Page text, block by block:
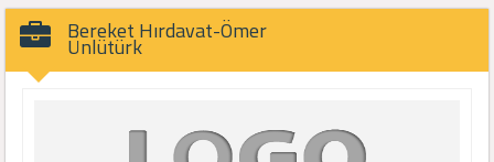
Bereket Hırdavat-Ömer
Ünlütürk